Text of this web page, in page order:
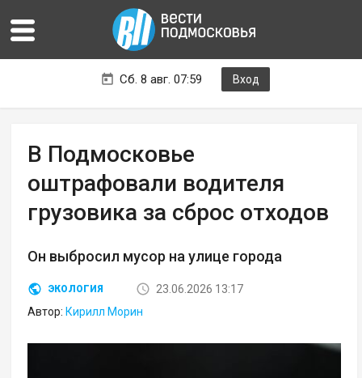
Сб. 8 авг. 07:59 Вход
В Подмосковье
оштрафовали водителя
грузовика за сброс отходов
Он выбросил мусор на улице города
ЭКОЛОГИЯ
23.06.2026 13:17
Автор: Кирилл Морин